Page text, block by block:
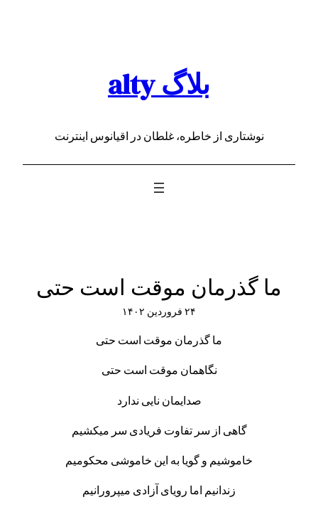
بلاگ alty
نوشتاری از خاطره، غلطان در اقیانوس اینترنت
ما گذرمان موقت است حتی
۲۴ فروردین ۱۴۰۲
ما گذرمان موقت است حتی
نگاهمان موقت است حتی
صدایمان نایی ندارد
گاهی از سر تفاوت فریادی سر میکشیم
خاموشیم و گویا به این خاموشی محکومیم
زندانیم اما رویای آزادی میپرورانیم